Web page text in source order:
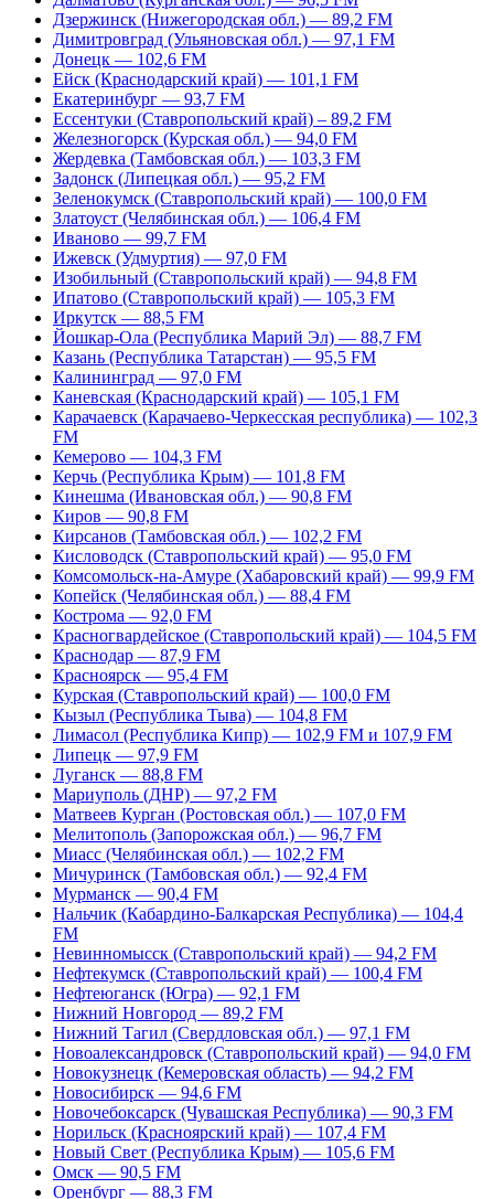
Дзержинск (Нижегородская обл.) — 89,2 FM
Димитровград (Ульяновская обл.) — 97,1 FM
Донецк — 102,6 FM
Ейск (Краснодарский край) — 101,1 FM
Екатеринбург — 93,7 FM
Ессентуки (Ставропольский край) – 89,2 FM
Железногорск (Курская обл.) — 94,0 FM
Жердевка (Тамбовская обл.) — 103,3 FM
Задонск (Липецкая обл.) — 95,2 FM
Зеленокумск (Ставропольский край) — 100,0 FM
Златоуст (Челябинская обл.) — 106,4 FM
Иваново — 99,7 FM
Ижевск (Удмуртия) — 97,0 FM
Изобильный (Ставропольский край) — 94,8 FM
Ипатово (Ставропольский край) — 105,3 FM
Иркутск — 88,5 FM
Йошкар-Ола (Республика Марий Эл) — 88,7 FM
Казань (Республика Татарстан) — 95,5 FM
Калининград — 97,0 FM
Каневская (Краснодарский край) — 105,1 FM
Карачаевск (Карачаево-Черкесская республика) — 102,3
FM
Кемерово — 104,3 FM
Керчь (Республика Крым) — 101,8 FM
Кинешма (Ивановская обл.) — 90,8 FM
Киров — 90,8 FM
Кирсанов (Тамбовская обл.) — 102,2 FM
Кисловодск (Ставропольский край) — 95,0 FM
Комсомольск-на-Амуре (Хабаровский край) — 99,9 FM
Копейск (Челябинская обл.) — 88,4 FM
Кострома — 92,0 FM
Красногвардейское (Ставропольский край) — 104,5 FM
Краснодар — 87,9 FM
Красноярск — 95,4 FM
Курская (Ставропольский край) — 100,0 FM
Кызыл (Республика Тыва) — 104,8 FM
Лимасол (Республика Кипр) — 102,9 FM и 107,9 FM
Липецк — 97,9 FM
Луганск — 88,8 FM
Мариуполь (ДНР) — 97,2 FM
Матвеев Курган (Ростовская обл.) — 107,0 FM
Мелитополь (Запорожская обл.) — 96,7 FM
Миасс (Челябинская обл.) — 102,2 FM
Мичуринск (Тамбовская обл.) — 92,4 FM
Мурманск — 90,4 FM
Нальчик (Кабардино-Балкарская Республика) — 104,4
FM
Невинномысск (Ставропольский край) — 94,2 FM
Нефтекумск (Ставропольский край) — 100,4 FM
Нефтеюганск (Югра) — 92,1 FM
Нижний Новгород — 89,2 FM
Нижний Тагил (Свердловская обл.) — 97,1 FM
Новоалександровск (Ставропольский край) — 94,0 FM
Новокузнецк (Кемеровская область) — 94,2 FM
Новосибирск — 94,6 FM
Новочебоксарск (Чувашская Республика) — 90,3 FM
Норильск (Красноярский край) — 107,4 FM
Новый Свет (Республика Крым) — 105,6 FM
Омск — 90,5 FM
Оренбург — 88,3 FM